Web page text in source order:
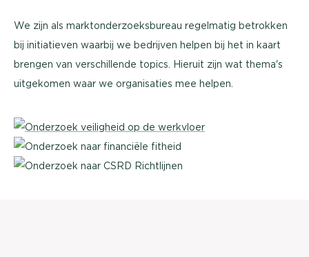
We zijn als marktonderzoeksbureau regelmatig betrokken
bij initiatieven waarbij we bedrijven helpen bij het in kaart
brengen van verschillende topics. Hieruit zijn wat thema's
uitgekomen waar we organisaties mee helpen.